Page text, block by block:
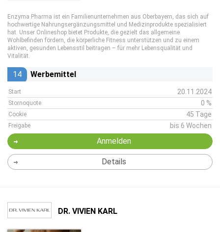
Enzyma Pharma ist ein Familienunternehmen aus Oberbayern, das sich auf
hochwertige Nahrungsergänzungsmittel und Medizinprodukte spezialisiert
hat. Unser Onlineshop bietet Produkte, die gezielt das allgemeine
Wohlbefinden fördern, die körperliche Fitness unterstützen und zu einem
aktiven, gesunden Lebensstil beitragen – für mehr Lebensqualität und
Vitalität.
14 Werbemittel
Start 20.11.2024
Stornoquote 0 %
Cookie 45 Tage
Freigabe bis 6 Wochen
Anmelden
Details
DR. VIVIEN KARL